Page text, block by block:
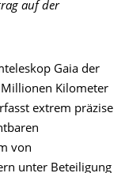
auf der
Gaia der
Kilometer
extrem präzise
von
unter Beteiligung